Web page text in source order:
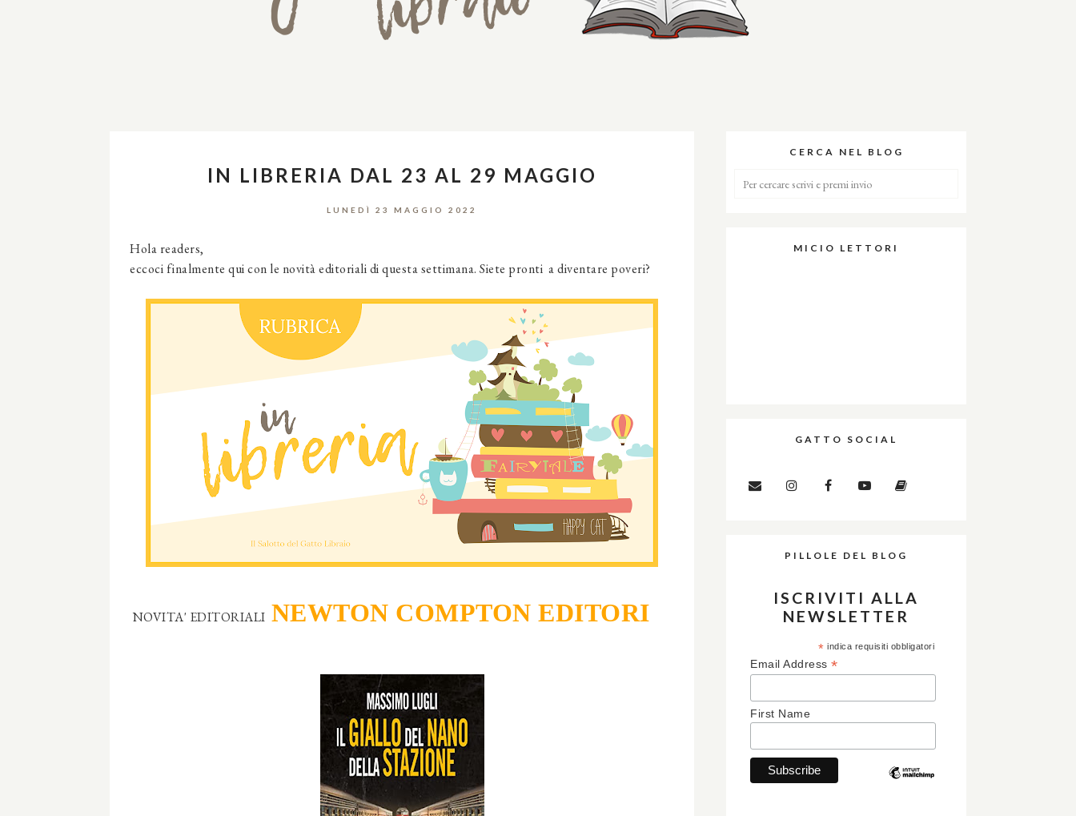
IN LIBRERIA DAL 23 AL 29 MAGGIO
LUNEDÌ 23 MAGGIO 2022
Hola readers,
eccoci finalmente qui con le novità editoriali di questa settimana. Siete pronti a diventare poveri?
NOVITA' EDITORIALI NEWTON COMPTON EDITORI
CERCA NEL BLOG
MICIO LETTORI
GATTO SOCIAL
PILLOLE DEL BLOG
ISCRIVITI ALLA
NEWSLETTER
* indica requisiti obbligatori
Email Address *
First Name